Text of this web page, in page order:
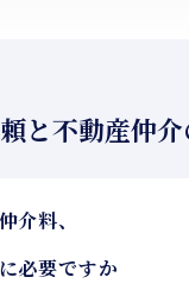
と不動産仲
介料、
必要ですか